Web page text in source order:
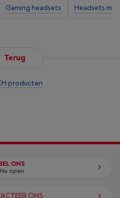
Gaming headsets Headsets
Terug
producten
ONS
Nu open
ONS